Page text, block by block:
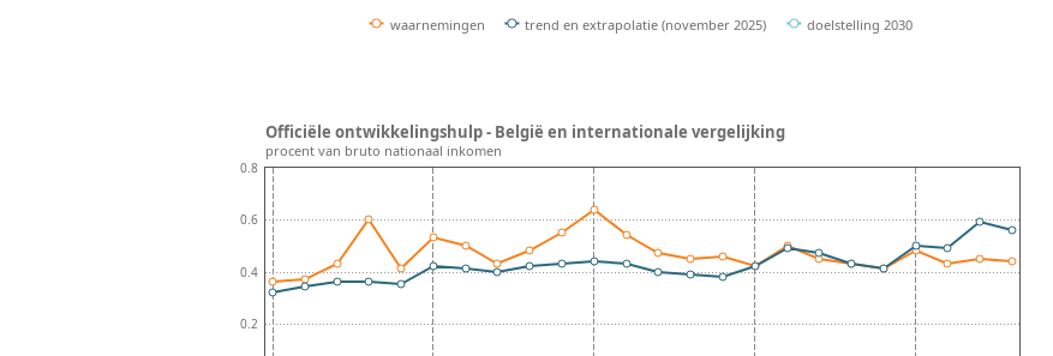
waarnemingen trend en extrapolatie (november 2025) doelstelling 2030
0.2
0.4
0.6
0.8
Officiële ontwikkelingshulp - België en internationale vergelijking
procent van bruto nationaal inkomen